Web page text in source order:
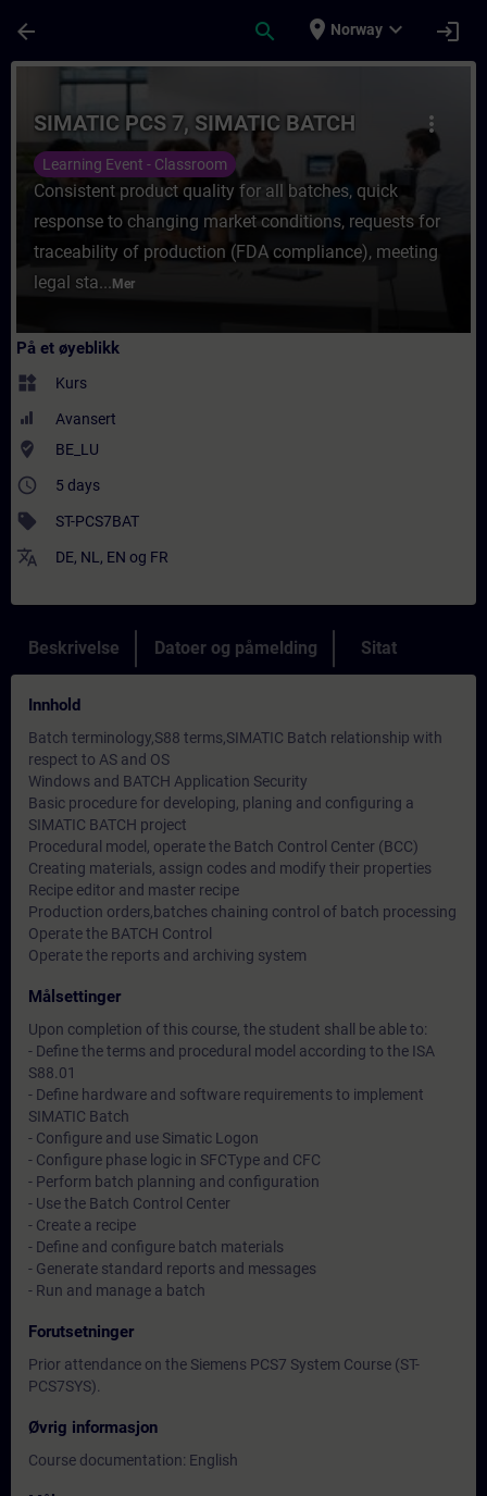
arrow_back search place Norway expand_more login
Kurs - SIMATIC PCS 7, SIMATIC
more_vert
SIMATIC PCS 7, SIMATIC BATCH
Learning Event - Classroom
Consistent product quality for all batches, quick
response to changing market conditions, requests for
traceability of production (FDA compliance), meeting
legal sta... Mer
På et øyeblikk
widgets Kurs
Avansert
where_to_vote BE_LU
access_time 5 days
sell ST-PCS7BAT
translate DE, NL , EN og FR
Beskrivelse Datoer og påmelding Sitat
Innhold
Batch terminology,S88 terms,SIMATIC Batch relationship with
respect to AS and OS
Windows and BATCH Application Security
Basic procedure for developing, planing and configuring a
SIMATIC BATCH project
Procedural model, operate the Batch Control Center (BCC)
Creating materials, assign codes and modify their properties
Recipe editor and master recipe
Production orders,batches chaining control of batch processing
Operate the BATCH Control
Operate the reports and archiving system
Målsettinger
Upon completion of this course, the student shall be able to:
- Define the terms and procedural model according to the ISA
S88.01
- Define hardware and software requirements to implement
SIMATIC Batch
- Configure and use Simatic Logon
- Configure phase logic in SFCType and CFC
- Perform batch planning and configuration
- Use the Batch Control Center
- Create a recipe
- Define and configure batch materials
- Generate standard reports and messages
- Run and manage a batch
Forutsetninger
Prior attendance on the Siemens PCS7 System Course (ST-
PCS7SYS).
Øvrig informasjon
Course documentation: English